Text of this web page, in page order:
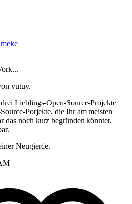
vutuv.
Lieblings-Open-Source-Projekte
Porjekte, die Ihr am meisten
das noch kurz begründen könntet,
Neugierde.